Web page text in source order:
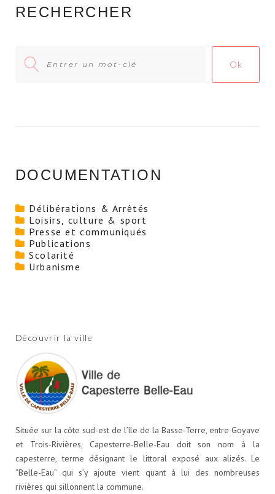
RECHERCHER
for:
Ok
DOCUMENTATION
Délibérations & Arrêtés
Loisirs, culture & sport
Presse et communiqués
Publications
Scolarité
Urbanisme
Découvrir la ville
Située sur la côte sud-est de l’île de la Basse-Terre, entre Goyave
et Trois-Rivières, Capesterre-Belle-Eau doit son nom à la
capesterre, terme désignant le littoral exposé aux alizés. Le
“Belle-Eau” qui s’y ajoute vient quant à lui des nombreuses
rivières qui sillonnent la commune.